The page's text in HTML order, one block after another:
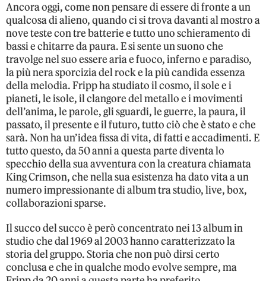
Ancora oggi, come non pensare di essere di fronte a un
qualcosa di alieno, quando ci si trova davanti al mostro a
nove teste con tre batterie e tutto uno schieramento di
bassi e chitarre da paura. E si sente un suono che
travolge nel suo essere aria e fuoco, inferno e paradiso,
la più nera sporcizia del rock e la più candida essenza
della melodia. Fripp ha studiato il cosmo, il sole e i
pianeti, le isole, il clangore del metallo e i movimenti
dell’anima, le parole, gli sguardi, le guerre, la paura, il
passato, il presente e il futuro, tutto ciò che è stato e che
sarà. Non ha un’idea fissa di vita, di fatti e accadimenti. E
tutto questo, da 50 anni a questa parte diventa lo
specchio della sua avventura con la creatura chiamata
King Crimson, che nella sua esistenza ha dato vita a un
numero impressionante di album tra studio, live, box,
collaborazioni sparse.
Il succo del succo è però concentrato nei 13 album in
studio che dal 1969 al 2003 hanno caratterizzato la
storia del gruppo. Storia che non può dirsi certo
conclusa e che in qualche modo evolve sempre, ma